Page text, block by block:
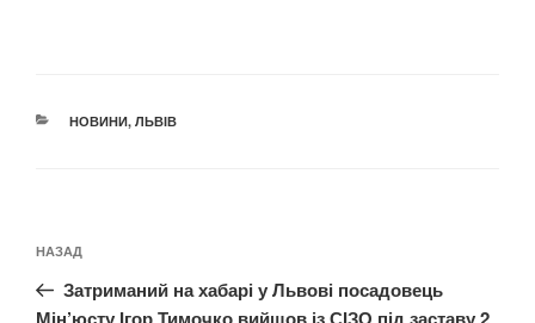
КАТЕГОРІЇ
НОВИНИ, ЛЬВІВ
записів
Попередній
запис:
НАЗАД
Затриманий на хабарі у Львові посадовець